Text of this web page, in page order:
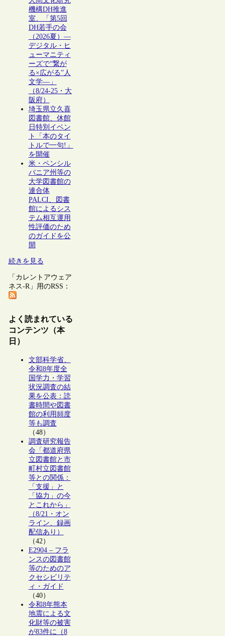
機構DH推進
室、「第5回
DH若手の会
（2026夏）―
デジタル・ヒ
ューマニティ
ーズで“繋が
る×広がる”人
文学―」
（8/24-25・大
阪府）
埼玉県立久喜
図書館、休館
日特別イベン
ト「本のタイ
トルで一句!」
を開催
米・ペンシル
バニア州等の
大学図書館の
連合体
PALCI、図書
館によるシス
テム相互運用
性評価のため
のガイドを公
開
続きを見る
「カレントアウェア
ネス-R」用のRSS：
よく読まれている
コンテンツ（本
日）
文部科学省、
令和8年度全
国学力・学習
状況調査の結
果を公表：読
書時間や図書
館の利用頻度
等も調査
（48）
調査研究報告
会「都道府県
立図書館と市
町村立図書館
等との関係：
「支援」と
「協力」の今
とこれから」
（8/21・オン
ライン、録画
配信あり）
（42）
E2904 – フラ
ンスの図書館
等のためのア
クセシビリテ
ィ・ガイド
（40）
令和8年熊本
地震による文
化財等の被害
が83件に（8